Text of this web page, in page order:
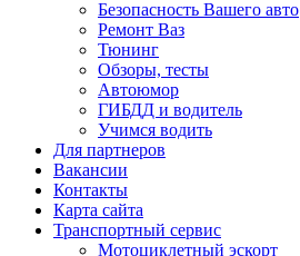
Безопасность Вашего авто
Ремонт Ваз
Тюнинг
Обзоры, тесты
Автоюмор
ГИБДД и водитель
Учимся водить
Для партнеров
Вакансии
Контакты
Карта сайта
Транспортный сервис
Мотоциклетный эскорт